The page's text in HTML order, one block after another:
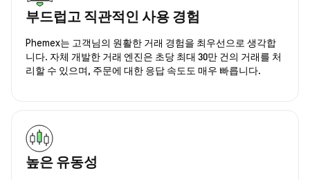
부드럽고 직관적인 사용 경험
Phemex는 고객님의 원활한 거래 경험을 최우선으로 생각합
니다. 자체 개발한 거래 엔진은 초당 최대 30만 건의 거래를 처
리할 수 있으며, 주문에 대한 응답 속도도 매우 빠릅니다.
높은 유동성